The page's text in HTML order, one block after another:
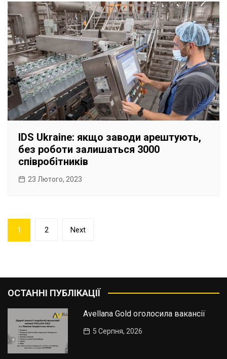
IDS Ukraine: якщо заводи арештують,
без роботи залишаться 3000
співробітників
23 Лютого, 2023
Пагінація
записів
1 2 Next
ОСТАННІ ПУБЛІКАЦІЇ
Avellana Gold оголосила вакансії
5 Серпня, 2026